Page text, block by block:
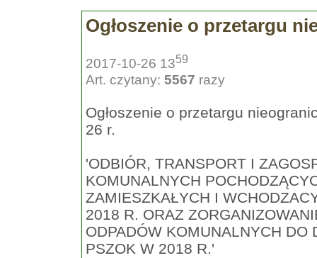
Ogłoszenie o przetargu
2017-10-26 1359
Art. czytany: 5567 razy
Ogłoszenie o przetargu
26 r.
'ODBIÓR, TRANSPORT I
KOMUNALNYCH
ZAMIESZKAŁYCH I
2018 R. ORAZ
ODPADÓW KOMUNALNYCH
PSZOK W 2018 R.'